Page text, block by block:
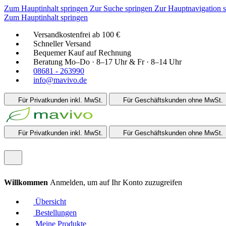
Zum Hauptinhalt springen Zur Suche springen Zur Hauptnavigation
Zum Hauptinhalt springen
Versandkostenfrei ab 100 €
Schneller Versand
Bequemer Kauf auf Rechnung
Beratung Mo–Do · 8–17 Uhr & Fr · 8–14 Uhr
08681 - 263990
info@mavivo.de
Für Privatkunden inkl. MwSt. Für Geschäftskunden ohne MwSt.
Für Privatkunden inkl. MwSt. Für Geschäftskunden ohne MwSt.
Willkommen Anmelden, um auf Ihr Konto zuzugreifen
Übersicht
Bestellungen
Meine Produkte